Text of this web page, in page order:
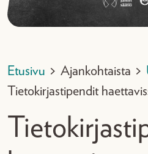
Etusivu > Ajankohtaista >
Tietokirjastipendit